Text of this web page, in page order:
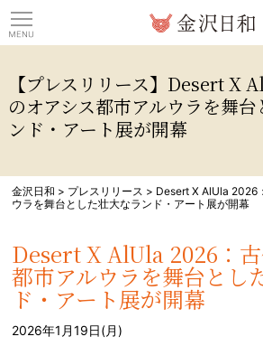
【プレスリリース】Desert X
のオアシス都市アルウラを舞
ンド・アート展が開幕
金沢日和 > プレスリリース > Desert X AlUla 2026
ウラを舞台とした壮大なランド・アート展が開幕
Desert X AlUla 2026：
都市アルウラを舞台とし
ド・アート展が開幕
2026年1月19日(月)